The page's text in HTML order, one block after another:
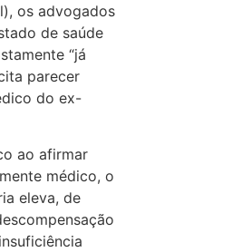
os advogados
de saúde
“já
parecer
do ex-
ao afirmar
médico, o
eleva, de